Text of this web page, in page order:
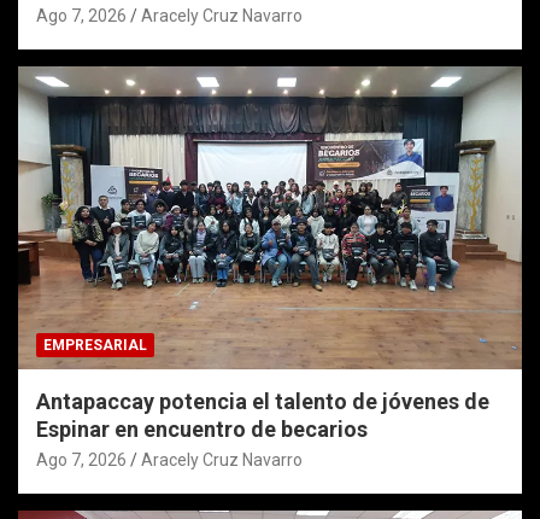
Ago 7, 2026 Aracely Cruz Navarro
EMPRESARIAL
Antapaccay potencia el talento de jóvenes de
Espinar en encuentro de becarios
Ago 7, 2026 Aracely Cruz Navarro